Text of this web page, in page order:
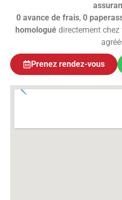
0 avance de frais, 0
homologuédirectement chez
Prenez rendez-vous